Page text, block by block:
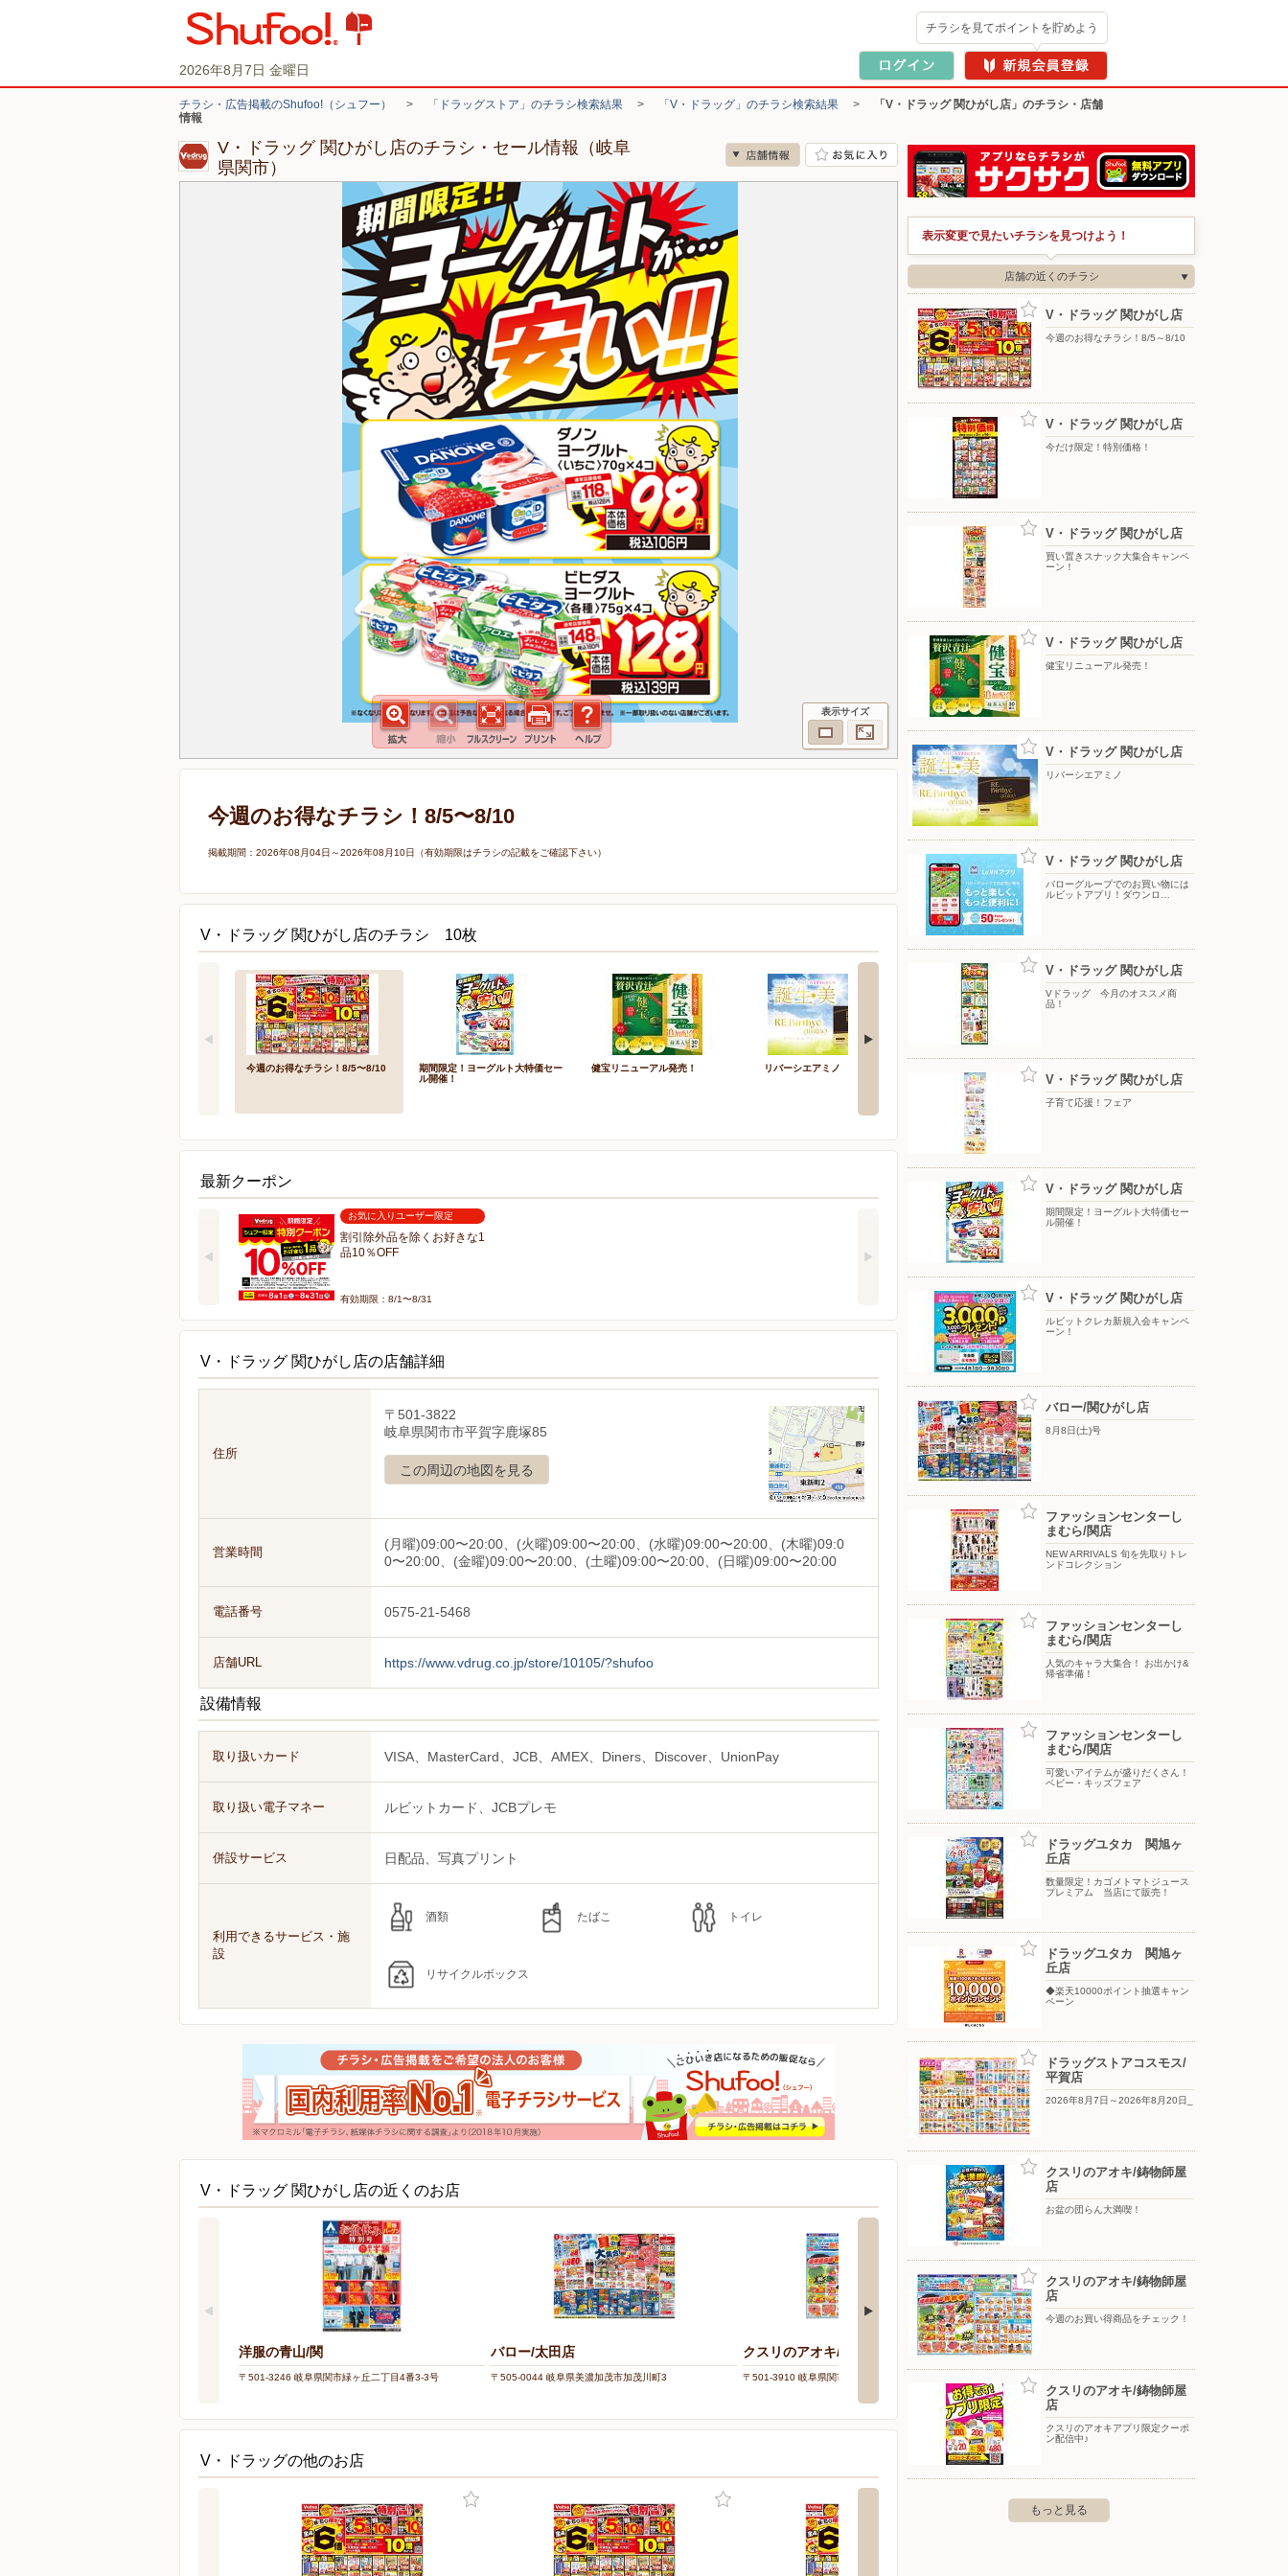
2026年8月7日 金曜日
チラシを見てポイントを貯めよう
チラシ・広告掲載のShufoo!（シュフー） > 「ドラッグストア」のチラシ検索結果 > 「V・ドラッグ」のチラシ検索結果 >
「V・ドラッグ 関ひがし店」のチラシ・店舗
情報
V・ドラッグ 関ひがし店のチラシ・セール情報（岐阜
県関市）
表示サイズ
今週のお得なチラシ！8/5〜8/10
掲載期間：2026年08月04日～2026年08月10日（有効期限はチラシの記載をご確認下さい）
V・ドラッグ 関ひがし店のチラシ 10枚
今週のお得なチラシ！8/5〜8/10
期間限定！ヨーグルト大特価セー
ル開催！
健宝リニューアル発売！ リバーシエアミノ
バローグループでのお買い物には
ルビットアプリ！ダウンロードで
50pt進呈中！
ーン！
最新クーポン
お気に入りユーザー限定
割引除外品を除くお好きな1
品10％OFF
有効期限：8/1〜8/31
V・ドラッグ 関ひがし店の店舗詳細
住所
〒501-3822
岐阜県関市市平賀字鹿塚85
この周辺の地図を見る
営業時間
(月曜)09:00〜20:00、(火曜)09:00〜20:00、(水曜)09:00〜20:00、(木曜)09:0
0〜20:00、(金曜)09:00〜20:00、(土曜)09:00〜20:00、(日曜)09:00〜20:00
電話番号 0575-21-5468
店舗URL https://www.vdrug.co.jp/store/10105/?shufoo
設備情報
取り扱いカード VISA、MasterCard、JCB、AMEX、Diners、Discover、UnionPay
取り扱い電子マネー ルビットカード、JCBプレモ
併設サービス 日配品、写真プリント
利用できるサービス・施
設
酒類 たばこ トイレ
リサイクルボックス
V・ドラッグ 関ひがし店の近くのお店
洋服の青山/関
〒501-3246 岐阜県関市緑ヶ丘二丁目4番3-3号
バロー/太田店
〒505-0044 岐阜県美濃加茂市加茂川町3
クスリのアオキ/鋳物師屋店
〒501-3910 岐阜県関市笠屋1-75
エディオン/岐阜オーキッドパーク店
〒500-8891 岐阜県岐阜市香蘭2-23 西棟1階
V・ドラッグの他のお店
表示変更で見たいチラシを見つけよう！
店舗の近くのチラシ
V・ドラッグ 関ひがし店
今週のお得なチラシ！8/5～8/10
V・ドラッグ 関ひがし店
今だけ限定！特別価格！
V・ドラッグ 関ひがし店
買い置きスナック大集合キャンペ
ーン！
V・ドラッグ 関ひがし店
健宝リニューアル発売！
V・ドラッグ 関ひがし店
リバーシエアミノ
V・ドラッグ 関ひがし店
バローグループでのお買い物には
ルビットアプリ！ダウンロ…
V・ドラッグ 関ひがし店
Vドラッグ 今月のオススメ商
品！
V・ドラッグ 関ひがし店
子育て応援！フェア
V・ドラッグ 関ひがし店
期間限定！ヨーグルト大特価セー
ル開催！
V・ドラッグ 関ひがし店
ルビットクレカ新規入会キャンペ
ーン！
バロー/関ひがし店
8月8日(土)号
ファッションセンターし
まむら/関店
NEW ARRIVALS 旬を先取りトレ
ンドコレクション
ファッションセンターし
まむら/関店
人気のキャラ大集合！ お出かけ&
帰省準備！
ファッションセンターし
まむら/関店
可愛いアイテムが盛りだくさん！
ベビー・キッズフェア
ドラッグユタカ 関旭ヶ
丘店
数量限定！カゴメトマトジュース
プレミアム 当店にて販売！
ドラッグユタカ 関旭ヶ
丘店
◆楽天10000ポイント抽選キャン
ペーン
ドラッグストアコスモス/
平賀店
2026年8月7日～2026年8月20日_
クスリのアオキ/鋳物師屋
店
お盆の団らん大満喫！
クスリのアオキ/鋳物師屋
店
今週のお買い得商品をチェック！
クスリのアオキ/鋳物師屋
店
クスリのアオキアプリ限定クーポ
ン配信中♪
もっと見る